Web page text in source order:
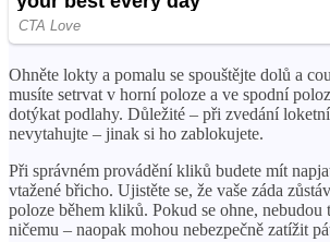
Ohněte lokty a pomalu se spouštějte dolů a
musíte setrvat v horní poloze a ve spodní
dotýkat podlahy. Důležité – při zvedání
nevytahujte – jinak si ho zablokujete.
Při správném provádění kliků budete mít
vtažené břicho. Ujistěte se, že vaše záda
poloze během kliků. Pokud se ohne, nebudou
ničemu – naopak mohou nebezpečně zatížit